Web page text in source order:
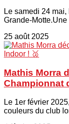
Le samedi 24
Grande-
25 août 2025
Mathis Morra
Championnat
Le 1er février
couleurs du club